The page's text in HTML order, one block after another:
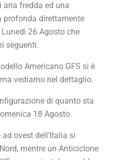
fredda ed una
profonda direttamente
26 Agosto che
seguenti.
Americano GFS si è
vediamo nel dettaglio.
di quanto sta
18 Agosto.
ovest dell’Italia si
mentre un Anticiclone